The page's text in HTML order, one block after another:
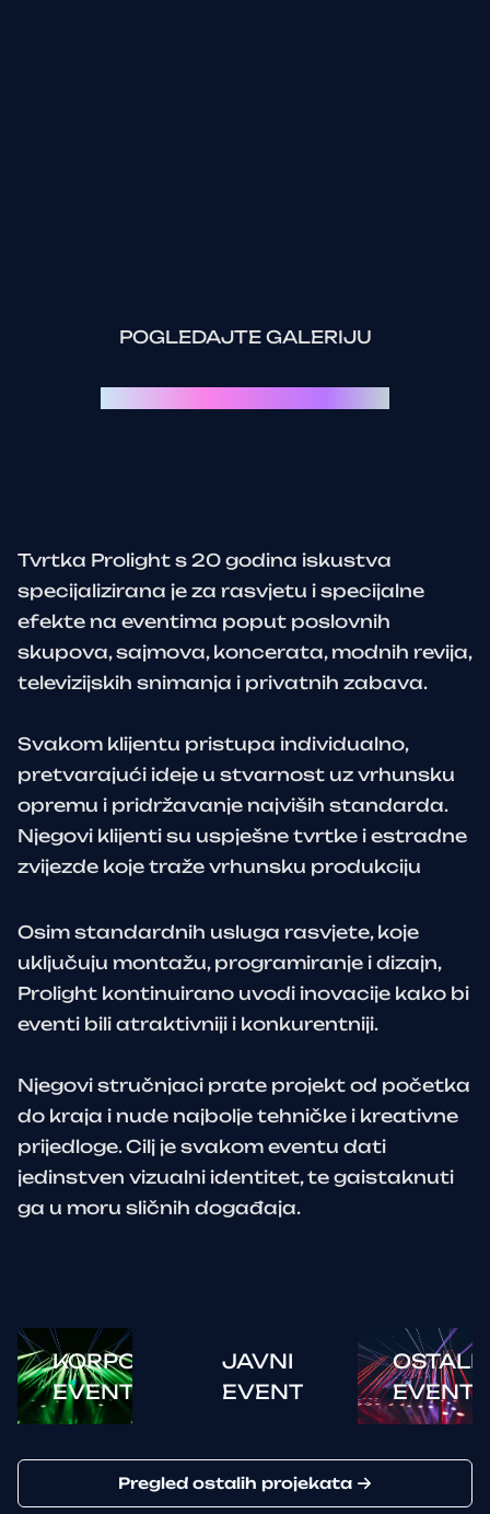
POGLEDAJTE GALERIJU
Tvrtka Prolight s 20 godina iskustva
specijalizirana je za rasvjetu i specijalne
efekte na eventima poput poslovnih
skupova, sajmova, koncerata, modnih revija,
televizijskih snimanja i privatnih zabava.
Svakom klijentu pristupa individualno,
pretvarajući ideje u stvarnost uz vrhunsku
opremu i pridržavanje najviših standarda.
Njegovi klijenti su uspješne tvrtke i estradne
zvijezde koje traže vrhunsku produkciju
Osim standardnih usluga rasvjete, koje
uključuju montažu, programiranje i dizajn,
Prolight kontinuirano uvodi inovacije kako bi
eventi bili atraktivniji i konkurentniji.
Njegovi stručnjaci prate projekt od početka
do kraja i nude najbolje tehničke i kreativne
prijedloge. Cilj je svakom eventu dati
jedinstven vizualni identitet, te gaistaknuti
ga u moru sličnih događaja.
KORPORATIVNI
EVENTI
JAVNI
EVENTI
OSTALI
EVENTI
Pregled ostalih projekata